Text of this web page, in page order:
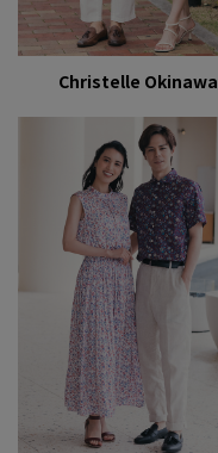
Christelle Okinawa